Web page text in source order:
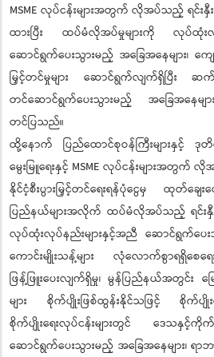
MSME လုပ်ငန်းများအတွက် လိုအပ်သည့် ရင်းနှီ
ထားပြီး ထပ်မံလိုအပ်မှုများကို လုပ်ထုံး
ဆောင်ရွက်ပေးသွားမည့် အခြေအနေများ၊ က
မြှင့်တင်မှုများ ဆောင်ရွက်လျက်ရှိပြီး
တင်ဆောင်ရွက်ပေးသွားမည့် အခြေအနေမျ
တင်ပြသည်။
ထို့နောက် ပြည်ထောင်စုဝန်ကြီးများနှင့် ဒုတိ
မွေးမြူရေးနှင့် MSME လုပ်ငန်းများအတွက်
နိုင်ငံ့စီးပွားမြှင့်တင်ရေးရန်ပုံငွေမှ ထုတ်ချေး
ပြည်နယ်များအလိုက် ထပ်မံလိုအပ်သည့် ရင်းနှီ
လုပ်ထုံးလုပ်နည်းများနှင့်အညီ ဆောင်ရွက်ပေးသွ
ကောင်းမျိုးသန့်များ လုံလောက်စွာရရှိစ
ဖြန့်ဖြူးပေးလျက်ရှိမှု၊ မွန်ပြည်နယ်အတွင်း
များ စိုက်ပျိုးဖြစ်ထွန်းနိုင်သဖြင့် စိုက်ပျို
စိုက်ပျိုးရေးလုပ်ငန်းများတွင် ဒေသနှင့်ကို
ဆောင်ရွက်ပေးသွားမည့် အခြေအနေများ၊ ရ